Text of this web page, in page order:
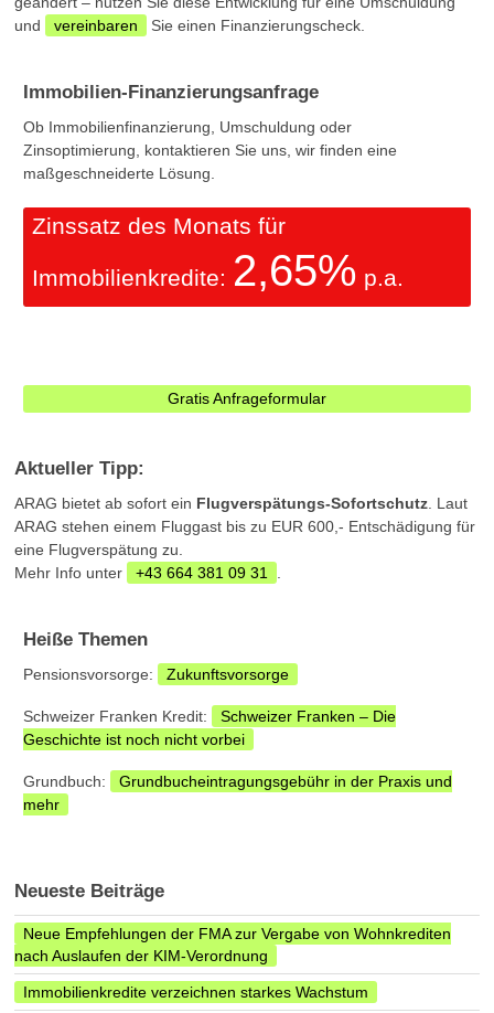
und
vereinbaren Sie einen Finanzierungscheck.
Immobilien-Finanzierungsanfrage
Ob Immobilienfinanzierung, Umschuldung oder
Zinsoptimierung, kontaktieren Sie uns, wir finden eine
maßgeschneiderte Lösung.
Zinssatz des Monats für
Immobilienkredite: 2,65% p.a.
Gratis Anfrageformular
Aktueller Tipp:
ARAG bietet ab sofort ein Flugverspätungs-Sofortschutz . Laut
ARAG stehen einem Fluggast bis zu EUR 600,- Entschädigung für
eine Flugverspätung zu.
Mehr Info unter
+43 664 381 09 31
Heiße Themen
Pensionsvorsorge: Zukunftsvorsorge
Schweizer Franken Kredit:
Schweizer Franken – Die
Geschichte ist noch nicht vorbei
Grundbuch:
Grundbucheintragungsgebühr in der Praxis und
mehr
Neueste Beiträge
Neue Empfehlungen der FMA zur Vergabe von Wohnkrediten
nach Auslaufen der KIM-Verordnung
Immobilienkredite verzeichnen starkes Wachstum